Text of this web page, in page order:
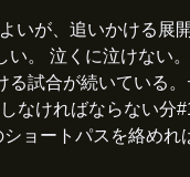
いが、追いかける展
い。 泣くに泣けない。
る試合が続いている
なければならない分
ョートパスを絡めれ